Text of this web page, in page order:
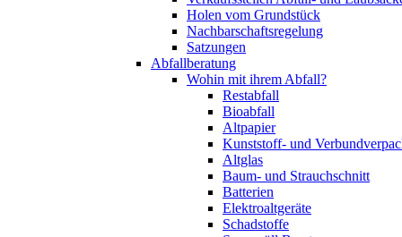
Holen vom Grundstück
Nachbarschaftsregelung
Satzungen
Abfallberatung
Wohin mit ihrem Abfall?
Restabfall
Bioabfall
Altpapier
Kunststoff- und
Altglas
Baum- und Strauchschnitt
Batterien
Elektroaltgeräte
Schadstoffe